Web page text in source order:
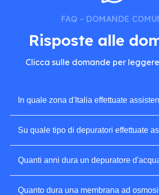
FAQ - DOMANDE
Risposte alle
Clicca sulle domande per
In quale zona d'Italia effettuate
Effettuiamo assistenza ai
Su quale tipo di depuratori effettuate
Con l'esperienza acquisita nel
Quanti anni dura un depuratore
La durata di un depuratore
Quanto dura una membrana ad